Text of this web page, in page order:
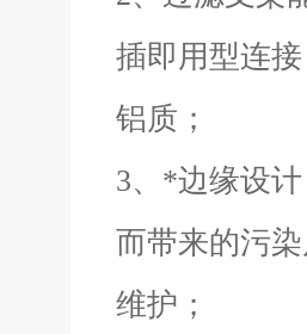
插即用型连
铝质；
3、*边缘设
而带来的污
维护；